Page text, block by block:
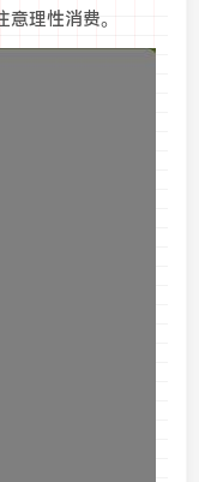
理性消费。